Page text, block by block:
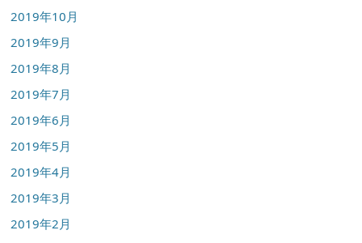
2019年10月
2019年9月
2019年8月
2019年7月
2019年6月
2019年5月
2019年4月
2019年3月
2019年2月